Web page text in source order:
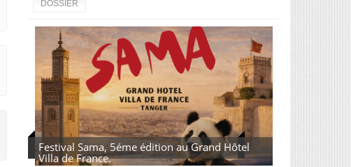
DOSSIER
Festival Sama, 5éme édition au Grand Hôtel
Villa de France.